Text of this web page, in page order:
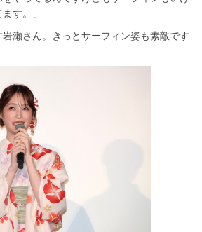
す。」
瀬さん。きっとサーフィン姿も素敵です